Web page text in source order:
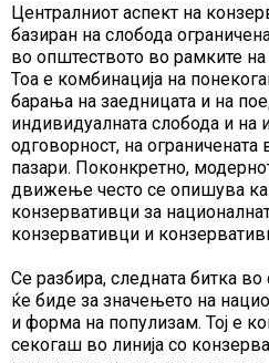
Централниот аспект на
базиран на слобода
во општеството во рамките
Тоа е комбинација на
барања на заедницата и на
индивидуалната слобода и на
одговорност, на ограничената
пазари. Поконкретно,
движење често се опишува
конзервативци за
конзервативци и
Се разбира, следната битка во
ќе биде за значењето на
и форма на популизам. Тој е
секогаш во линија со